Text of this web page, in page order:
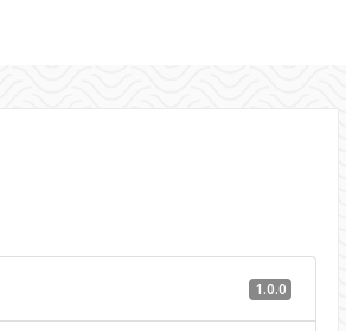
1.0.0